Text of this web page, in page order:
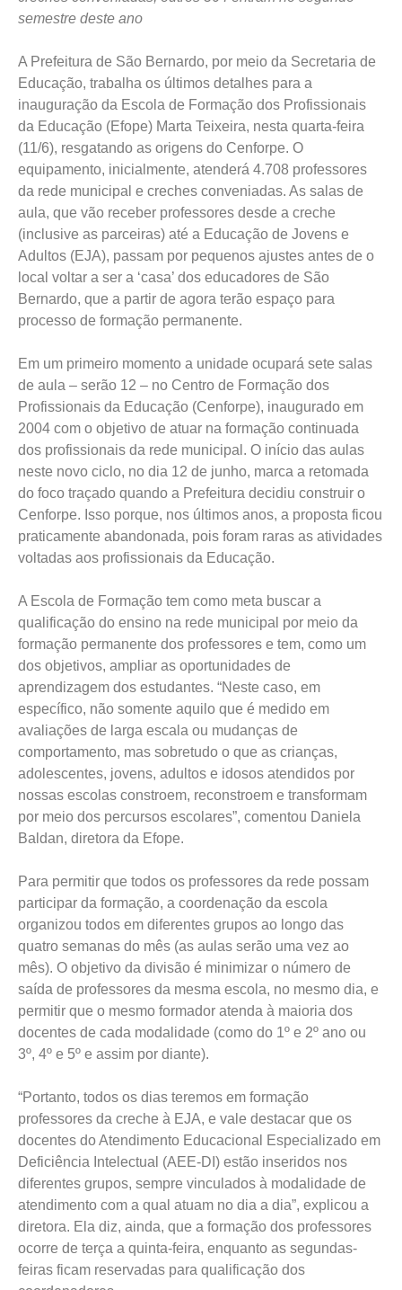
semestre deste ano
A Prefeitura de São Bernardo, por meio da Secretaria de
Educação, trabalha os últimos detalhes para a
inauguração da Escola de Formação dos Profissionais
da Educação (Efope) Marta Teixeira, nesta quarta-feira
(11/6), resgatando as origens do Cenforpe. O
equipamento, inicialmente, atenderá 4.708 professores
da rede municipal e creches conveniadas. As salas de
aula, que vão receber professores desde a creche
(inclusive as parceiras) até a Educação de Jovens e
Adultos (EJA), passam por pequenos ajustes antes de o
local voltar a ser a ‘casa’ dos educadores de São
Bernardo, que a partir de agora terão espaço para
processo de formação permanente.
Em um primeiro momento a unidade ocupará sete salas
de aula – serão 12 – no Centro de Formação dos
Profissionais da Educação (Cenforpe), inaugurado em
2004 com o objetivo de atuar na formação continuada
dos profissionais da rede municipal. O início das aulas
neste novo ciclo, no dia 12 de junho, marca a retomada
do foco traçado quando a Prefeitura decidiu construir o
Cenforpe. Isso porque, nos últimos anos, a proposta ficou
praticamente abandonada, pois foram raras as atividades
voltadas aos profissionais da Educação.
A Escola de Formação tem como meta buscar a
qualificação do ensino na rede municipal por meio da
formação permanente dos professores e tem, como um
dos objetivos, ampliar as oportunidades de
aprendizagem dos estudantes. “Neste caso, em
específico, não somente aquilo que é medido em
avaliações de larga escala ou mudanças de
comportamento, mas sobretudo o que as crianças,
adolescentes, jovens, adultos e idosos atendidos por
nossas escolas constroem, reconstroem e transformam
por meio dos percursos escolares”, comentou Daniela
Baldan, diretora da Efope.
Para permitir que todos os professores da rede possam
participar da formação, a coordenação da escola
organizou todos em diferentes grupos ao longo das
quatro semanas do mês (as aulas serão uma vez ao
mês). O objetivo da divisão é minimizar o número de
saída de professores da mesma escola, no mesmo dia, e
permitir que o mesmo formador atenda à maioria dos
docentes de cada modalidade (como do 1º e 2º ano ou
3º, 4º e 5º e assim por diante).
“Portanto, todos os dias teremos em formação
professores da creche à EJA, e vale destacar que os
docentes do Atendimento Educacional Especializado em
Deficiência Intelectual (AEE-DI) estão inseridos nos
diferentes grupos, sempre vinculados à modalidade de
atendimento com a qual atuam no dia a dia”, explicou a
diretora. Ela diz, ainda, que a formação dos professores
ocorre de terça a quinta-feira, enquanto as segundas-
feiras ficam reservadas para qualificação dos